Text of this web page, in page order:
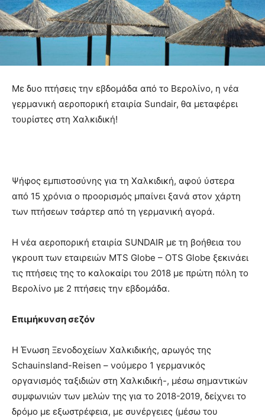
Με δυο πτήσεις την εβδομάδα από το Βερολίνο, η νέα
γερμανική αεροπορική εταιρία Sundair, θα μεταφέρει
τουρίστες στη Χαλκιδική!
Ψήφος εμπιστοσύνης για τη Χαλκιδική, αφού ύστερα
από 15 χρόνια ο προορισμός μπαίνει ξανά στον χάρτη
των πτήσεων τσάρτερ από τη γερμανική αγορά.
Η νέα αεροπορική εταιρία SUNDAIR με τη βοήθεια του
γκρουπ των εταιρειών MTS Globe – OTS Globe ξεκινάει
τις πτήσεις της το καλοκαίρι του 2018 με πρώτη πόλη το
Βερολίνο με 2 πτήσεις την εβδομάδα.
Επιμήκυνση σεζόν
Η Ένωση Ξενοδοχείων Χαλκιδικής, αρωγός της
Schauinsland-Reisen – νούμερο 1 γερμανικός
οργανισμός ταξιδιών στη Χαλκιδική-, μέσω σημαντικών
συμφωνιών των μελών της για το 2018-2019, δείχνει το
δρόμο με εξωστρέφεια, με συνέργειες (μέσω του